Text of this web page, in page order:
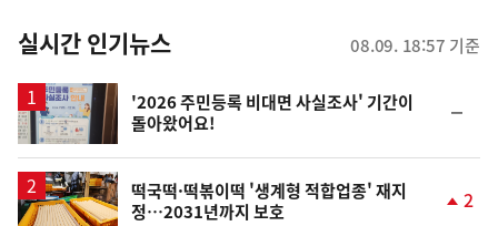
뉴
스
실시간 인기뉴스 08.09. 18:57 기준
'2026 주민등록 비대면 사실조사' 기간이
돌아왔어요!
일
떡국떡·떡볶이떡 '생계형 적합업종' 재지
정…2031년까지 보호
2